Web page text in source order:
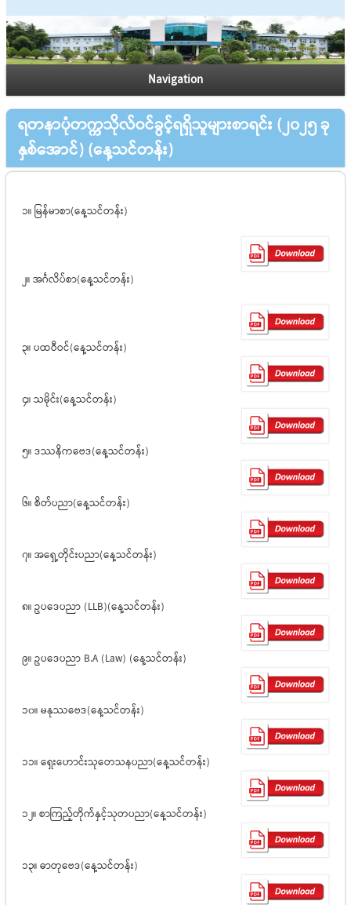
Navigation
ရတနာပုံတက္ကသိုလ်ဝင်ခွင့်ရရှိသူများစာရင်း (၂၀၂၅ ခု
နှစ်အောင်) (နေ့သင်တန်း)
၁။ မြန်မာစာ(နေ့သင်တန်း)
၂။ အင်္ဂလိပ်စာ(နေ့သင်တန်း)
၃။ ပထဝီဝင်(နေ့သင်တန်း)
၄။ သမိုင်း(နေ့သင်တန်း)
၅။ ဒဿနိကဗေဒ(နေ့သင်တန်း)
၆။ စိတ်ပညာ(နေ့သင်တန်း)
၇။ အရှေ့တိုင်းပညာ(နေ့သင်တန်း)
၈။ ဥပဒေပညာ (LLB)(နေ့သင်တန်း)
၉။ ဥပဒေပညာ B.A (Law) (နေ့သင်တန်း)
၁၀။ မနုဿဗေဒ(နေ့သင်တန်း)
၁၁။ ရှေးဟောင်းသုတေသနပညာ(နေ့သင်တန်း)
၁၂။ စာကြည့်တိုက်နှင့်သုတပညာ(နေ့သင်တန်း)
၁၃။ ဓာတုဗေဒ(နေ့သင်တန်း)